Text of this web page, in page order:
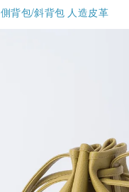
側背包/斜背包 人造皮革